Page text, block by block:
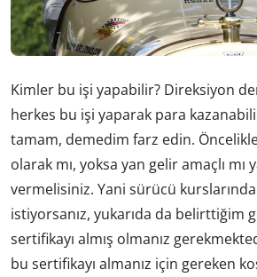
Kimler bu işi yapabilir? Direksiyon
herkes bu işi yaparak para
tamam, demedim farz edin.
olarak mı, yoksa yan gelir amaçlı mı
vermelisiniz. Yani sürücü kurslarında
istiyorsanız, yukarıda da belirttiğim
sertifikayı almış olmanız
bu sertifikayı almanız için gereken